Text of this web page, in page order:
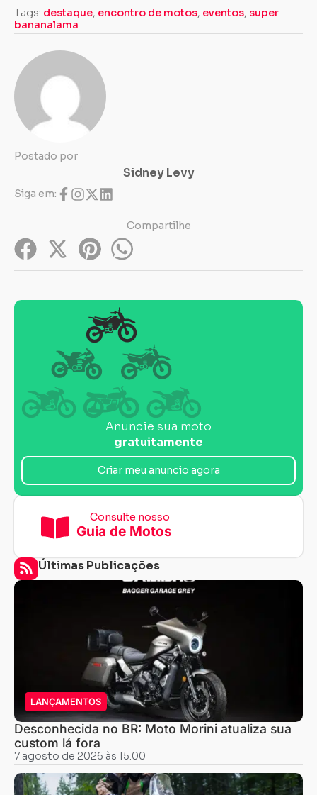
Tags: destaque, encontro de motos, eventos, super
bananalama
Postado por
Sidney Levy
Siga em:
Compartilhe
Anuncie sua moto
gratuitamente
Criar meu anuncio agora
Consulte nosso
Guia de Motos
Últimas Publicações
LANÇAMENTOS
Desconhecida no BR: Moto Morini atualiza sua
custom lá fora
7 agosto de 2026 às 15:00